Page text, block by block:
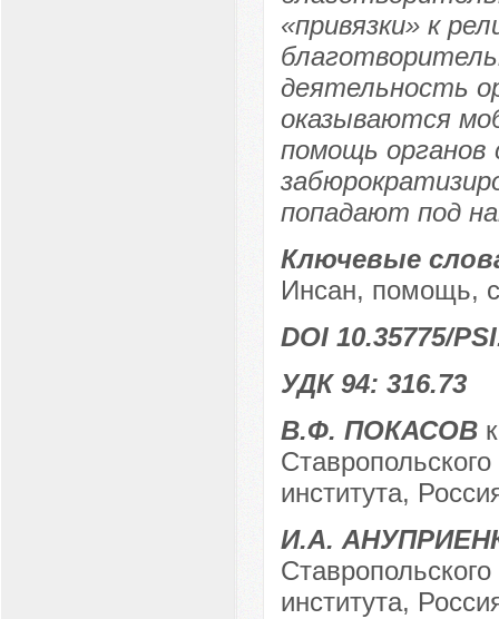
«привязки» к
деятельность
оказываются
помощь
попадают под
Ключевые
Инсан, помощь,
DOI 10.35775/
УДК 94: 316.73
В.Ф. ПОКАСОВ
Ставропольского
института,
И.А.
Ставропольского
института,